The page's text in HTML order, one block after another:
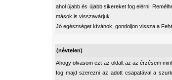
ahol újabb és újabb sikereket fog elérni.
mások is visszavárjuk.
Jó egészséget kívánok, gondoljon vissza a
(névtelen)
Ahogy olvasom ezt az oldalt az az érzésem
fog majd szerezni az adott csapatával a